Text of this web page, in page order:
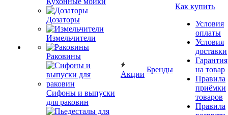
Дозаторы
Измельчители
Раковины
Сифоны и выпуски
для раковин
Акции
Бренды
Как купить
Условия
оплаты
Условия
доставки
Гарантия
на товар
Правила
приёмки
товаров
Правила